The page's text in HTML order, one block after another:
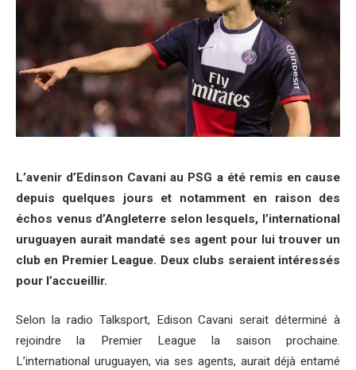
L’avenir d’Edinson Cavani au PSG a été remis en cause
depuis quelques jours et notamment en raison des
échos venus d’Angleterre selon lesquels, l’international
uruguayen aurait mandaté ses agent pour lui trouver un
club en Premier League. Deux clubs seraient intéressés
pour l’accueillir.
Selon la radio Talksport, Edison Cavani serait déterminé à
rejoindre la Premier League la saison prochaine.
L’international uruguayen, via ses agents, aurait déjà entamé